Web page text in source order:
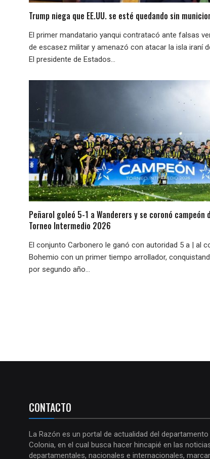
Trump niega que EE.UU. se esté quedando sin
El primer mandatario yanqui contratacó ante falsas
de escasez militar y amenazó con atacar la isla iraní
El presidente de Estados...
Peñarol goleó 5-1 a Wanderers y se coronó campeón
Torneo Intermedio 2026
El conjunto Carbonero le ganó con autoridad 5 a | al
Bohemio con un primer tiempo arrollador,
por segundo año...
CONTACTO
La Razón es un portal de actualidad del departamento
Colonia, en el cual busca hacer hincapié en las
departamentales, nacionales e internacionales,